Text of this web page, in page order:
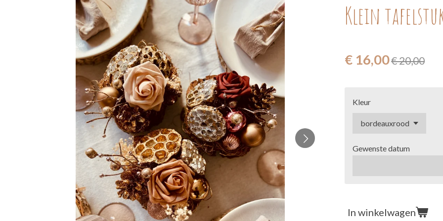
Klein
€ 16,00€ 20,00
Kleur
Gewenste datum
In winkelwagen